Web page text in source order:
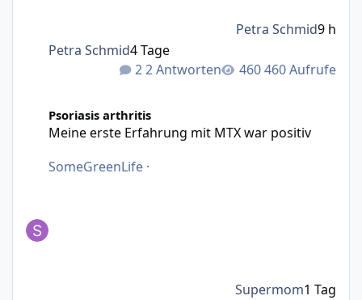
2 Antworten 460 Aufrufe
Petra Schmid4 Tage
Petra Schmid9 h
Psoriasis arthritis
Meine erste Erfahrung mit MTX war positiv
SomeGreenLife ·
Supermom1 Tag